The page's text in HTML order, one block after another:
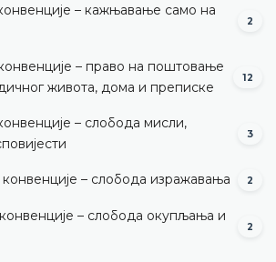
– кажњавање само на
2
– право на поштовање
живота, дома и преписке
12
– слобода мисли,
3
– слобода изражавања 2
– слобода окупљања и
2